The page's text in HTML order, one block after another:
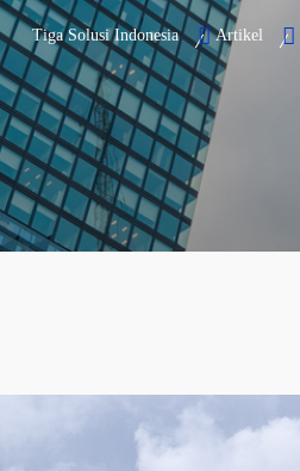
Tiga Solusi Indonesia Artikel